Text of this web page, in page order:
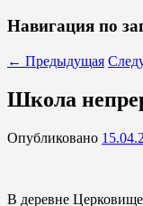
Навигация по
← Предыдущая
Школа
Опубликовано
В деревне